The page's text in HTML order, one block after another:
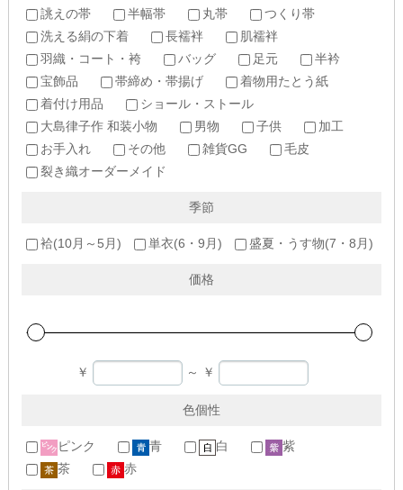
誂えの帯
半幅帯 丸帯
つくり帯
洗える絹の下着
長襦袢
肌襦袢
羽織・コート・袴
バッグ 足元
半衿
宝飾品
帯締め・帯揚げ
着物用たとう紙
着付け用品
ショール・ストール
大島律子作 和装小物
男物 子供
加工
お手入れ
その他 雑貨GG
毛皮
裂き織オーダーメイド
季節
袷(10月～5月) 単衣(6・9月) 盛夏・うす物(7・8月)
価格
￥ ～ ￥
色個性
ピンク 青 白
紫
茶
赤